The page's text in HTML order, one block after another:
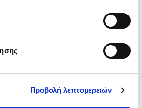
Προβολή λεπτομερειών